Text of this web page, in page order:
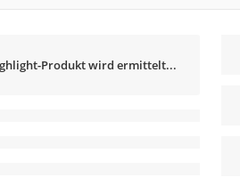
Produkt wird ermittelt...